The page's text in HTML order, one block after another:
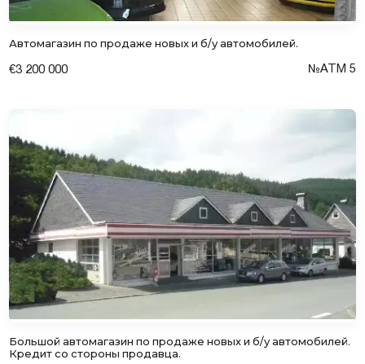
Автомагазин по продаже новых и б/у автомобилей.
€3 200 000 №АТM 5
Большой автомагазин по продаже новых и б/у автомобилей.
Кредит со стороны продавца.